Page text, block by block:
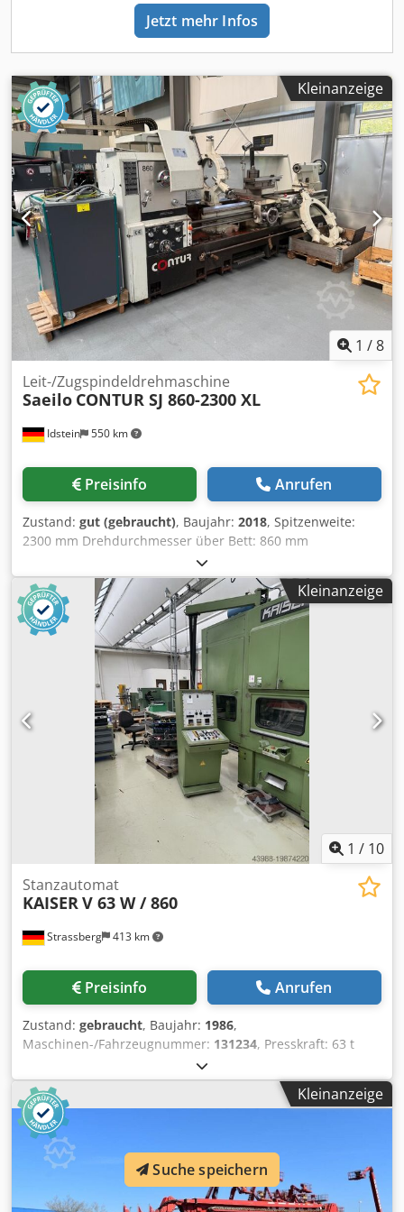
Jetzt mehr Infos
Kleinanzeige
1 /8
Idstein 550 km
Leit-/Zugspindeldrehmaschine
Saeilo CONTUR SJ 860-2300 XL
Preisinfo Anrufen
Zustand: gut (gebraucht), Baujahr: 2018, Spitzenweite:
2300 mm Drehdurchmesser über Bett: 860 mm
Drehdurchmesser über Planschlitten: 438 mm Dsdpfx Asy
D I Nuopvskr Bettbreite: 510 mm Spindelaufnahme: A2-11
Spindelbohrung: 152 mm Spindeldrehzahlbereich: 8 - 680
U/min, 12 Stufen Motorleistung: 22 kW Durchmesser der
Reitstockpinole: 120 mm Verstellweg der Reitstockpinole
165 mm Kegelaufnahme der Pinole MK6
Kleinanzeige
1 / 10
Strassberg 413 km
Stanzautomat
KAISERV 63 W / 860
Preisinfo Anrufen
Zustand: gebraucht, Baujahr: 1986,
Maschinen-/Fahrzeugnummer: 131234, Presskraft: 63 t
Stößelhub verstellbar: 8 - 60 mm Stößelverstellung: 80 mm
Einbauhöhe (Hub unten, Verstellung oben): 300 mm
Tischaufspannfläche ca.: 810 x 550 mm
Stößelaufspannfläche ca.: 700 x 420 mm Durchfallöffnung
im Tisch: 550 x 140 mm Abstand zwischen den
Ölauffangschalen: 700 mm Tischhöhe über Flur: 920 mm
Hubanzahl pro Minute: 65 - 400 min-1 Maschinengewicht
ca.: 8 t Abmessungen LxBxH: 2935 x 1170 x 3000 mm
Kleinanzeige
Suche speichern